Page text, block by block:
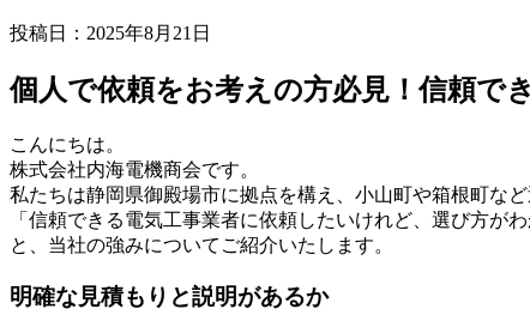
投稿日：2025年8月21日
個人で依頼をお考えの方必見！信頼で
こんにちは。
株式会社内海電機商会です。
私たちは静岡県御殿場市に拠点を構え、小山町や箱根町な
「信頼できる電気工事業者に依頼したいけれど、選び方
と、当社の強みについてご紹介いたします。
明確な見積もりと説明があるか